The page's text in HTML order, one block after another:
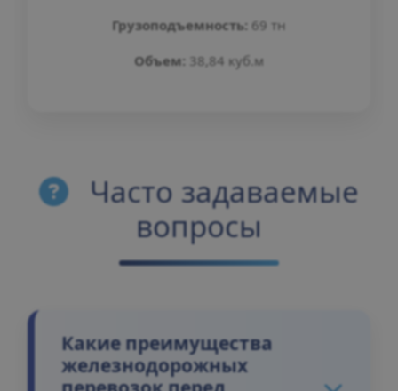
Грузоподъемность: 69 тн
Объем: 38,84 куб.м
Часто задаваемые
вопросы
Какие преимущества
железнодорожных